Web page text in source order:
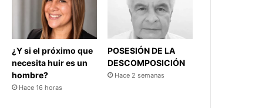
¿Y si el próximo que
necesita huir es un
hombre?
Hace 16 horas
POSESIÓN DE LA
DESCOMPOSICIÓN
Hace 2 semanas